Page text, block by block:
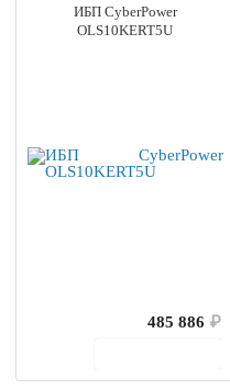
ИБП CyberPower
OLS10KERT5U
485 886 ₽